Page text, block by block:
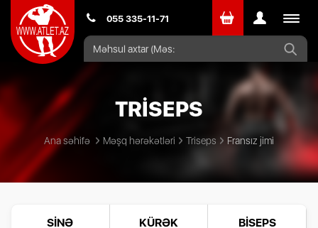
055 335-11-71
Toggle
TRİSEPS
Ana səhifə Məşq hərəkətləri Triseps Fransız jimi
SINƏ KÜRƏK BISEPS